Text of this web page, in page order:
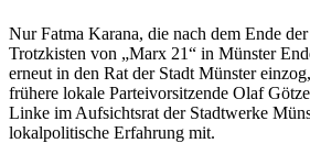
Nur Fatma Karana, die nach dem Ende
Trotzkisten von „Marx 21“ in Münster
erneut in den Rat der Stadt Münster
frühere lokale Parteivorsitzende Olaf
Linke im Aufsichtsrat der Stadtwerke
lokalpolitische Erfahrung mit.